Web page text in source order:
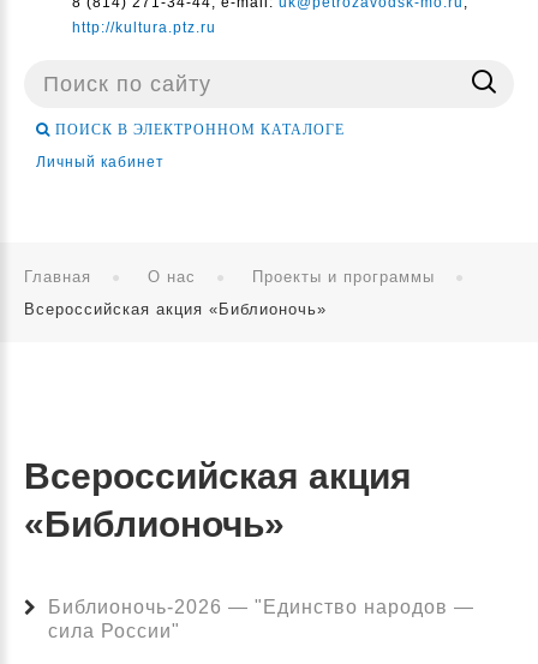
http://kultura.ptz.ru
Поиск
ПОИСК В ЭЛЕКТРОННОМ КАТАЛОГЕ
Личный кабинет
Главная О нас
Проекты и программы
Всероссийская акция «Библионочь»
Всероссийская акция
«Библионочь»
Библионочь-2026 — "Единство народов —
сила России"